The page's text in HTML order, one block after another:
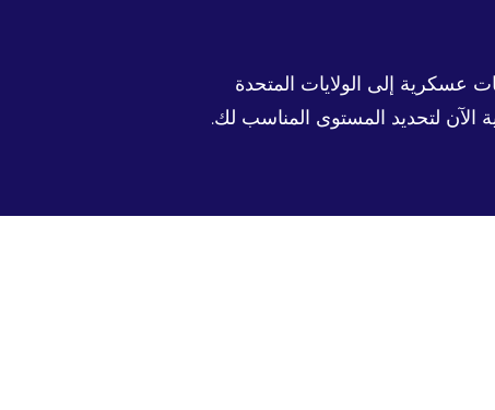
عسكرية إلى الولايات المتحدة
لتحديد المستوى المناسب لك.